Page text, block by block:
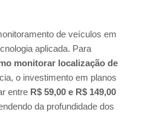
de veículos em
aplicada. Para
monitorar localização de
o investimento em planos
entre R$ 59,00 e R$ 149,00
da profundidade dos